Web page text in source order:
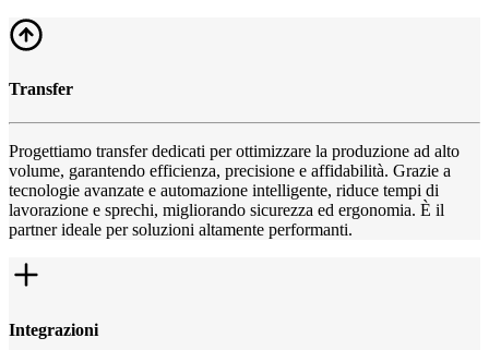
Transfer
Progettiamo transfer dedicati per ottimizzare la produzione ad alto
volume, garantendo efficienza, precisione e affidabilità. Grazie a
tecnologie avanzate e automazione intelligente, riduce tempi di
lavorazione e sprechi, migliorando sicurezza ed ergonomia. È il
partner ideale per soluzioni altamente performanti.
Integrazioni